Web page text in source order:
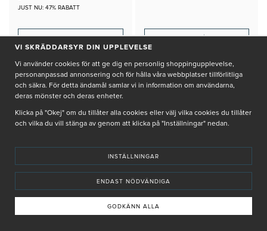
JUST NU: 47% RABATT
+
VI SKRÄDDARSYR DIN UPPLEVELSE
Vi använder cookies för att ge dig en personlig shoppingupplevelse,
personanpassad annonsering och för hålla våra webbplatser tillförlitliga
och säkra. För detta ändamål samlar vi in information om användarna,
deras mönster och deras enheter.
Klicka på "Okej" om du tillåter alla cookies eller välj vilka cookies du tillåter
och vilka du vill stänga av genom att klicka på "Inställningar" nedan.
INSTÄLLNINGAR
ENDAST NÖDVÄNDIGA
GODKÄNN ALLA